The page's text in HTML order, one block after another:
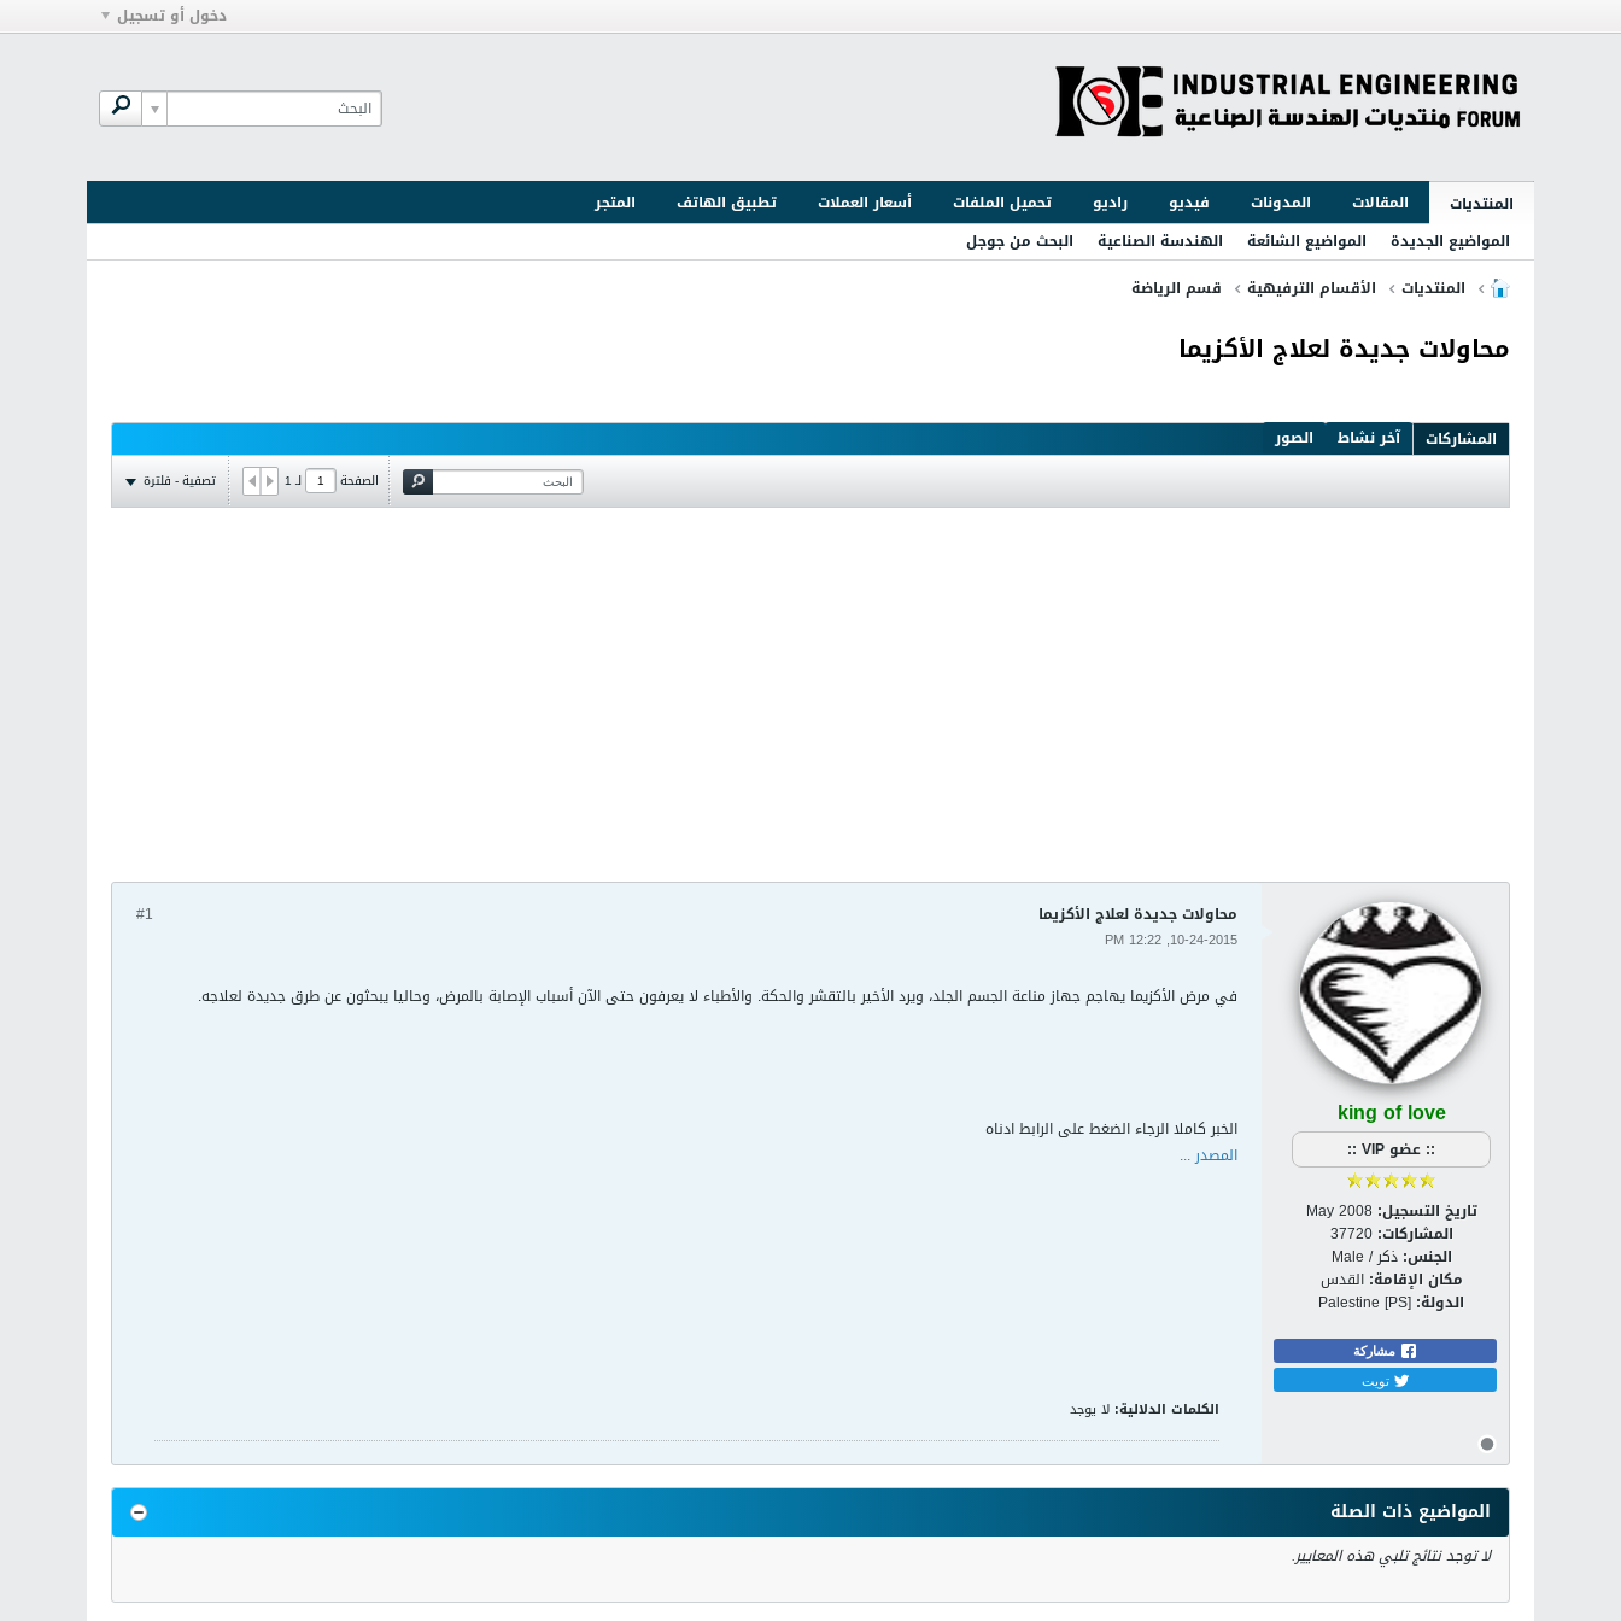
دخول أو تسجيل
المنتديات المقالات المدونات فيديو راديو تحميل الملفات أسعار العملات تطبيق الهاتف
المتجر
المواضيع الجديدة
المواضيع الشائعة الهندسة الصناعية
البحث من جوجل
المنتديات
الأقسام الترفيهية قسم الرياضة
محاولات جديدة لعلاج الأكزيما
المشاركات آخر نشاط الصور
الصفحة لـ1 تصفية - فلترة
king of love
:: عضو VIP ::
تاريخ التسجيل: May 2008
المشاركات: 37720
الجنس: ذكر / Male
مكان الإقامة: القدس
الدولة: Palestine [PS]
مشاركة
تويت
#1 محاولات جديدة لعلاج الأكزيما
10-24-2015, 12:22 PM
في مرض الأكزيما يهاجم جهاز مناعة الجسم الجلد، ويرد الأخير بالتقشر والحكة. والأطباء لا يعرفون حتى الآن أسباب الإصابة بالمرض، وحاليا يبحثون عن طرق جديدة لعلاجه.
الخبر كاملا الرجاء الضغط على الرابط ادناه
المصدر ...
الكلمات الدلالية: لا يوجد
المواضيع ذات الصلة
لا توجد نتائج تلبي هذه المعايير.